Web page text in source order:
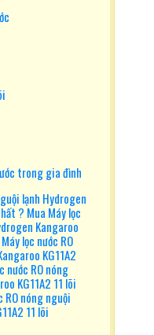
trong gia đình
lạnh Hydrogen
? Mua Máy lọc
Kangaroo
lọc nước RO
KG11A2
nước RO nóng
KG11A2 11 lõi
RO nóng nguội
11 lõi